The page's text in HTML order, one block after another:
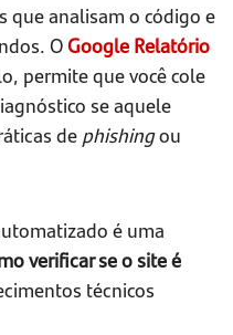
que analisam o código e
OGoogle Relatório
permite que você cole
se aquele
de phishingou
é uma
verificar se o site é
técnicos